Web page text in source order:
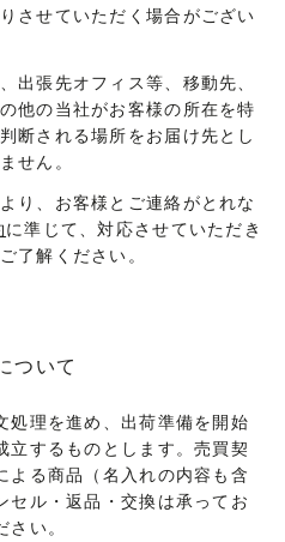
させていただく場合がござい
出張先オフィス等、移動先、
他の当社がお客様の所在を特
断される場所をお届け先とし
せん。
り、お客様とご連絡がとれな
に準じて、対応させていただき
了解ください。
ついて
処理を進め、出荷準備を開始
立するものとします。売買契
よる商品（名入れの内容も含
セル・返品・交換は承ってお
さい。